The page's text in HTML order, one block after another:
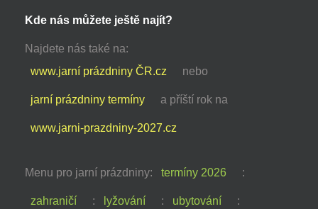
Kde nás můžete ještě najít?
Najdete nás také na:
www.jarní prázdniny ČR.cz
nebo
jarní prázdniny termíny a příští rok na
www.jarni-prazdniny-2027.cz
Menu pro jarní prázdniny: termíny 2026 :
zahraničí : lyžování : ubytování :